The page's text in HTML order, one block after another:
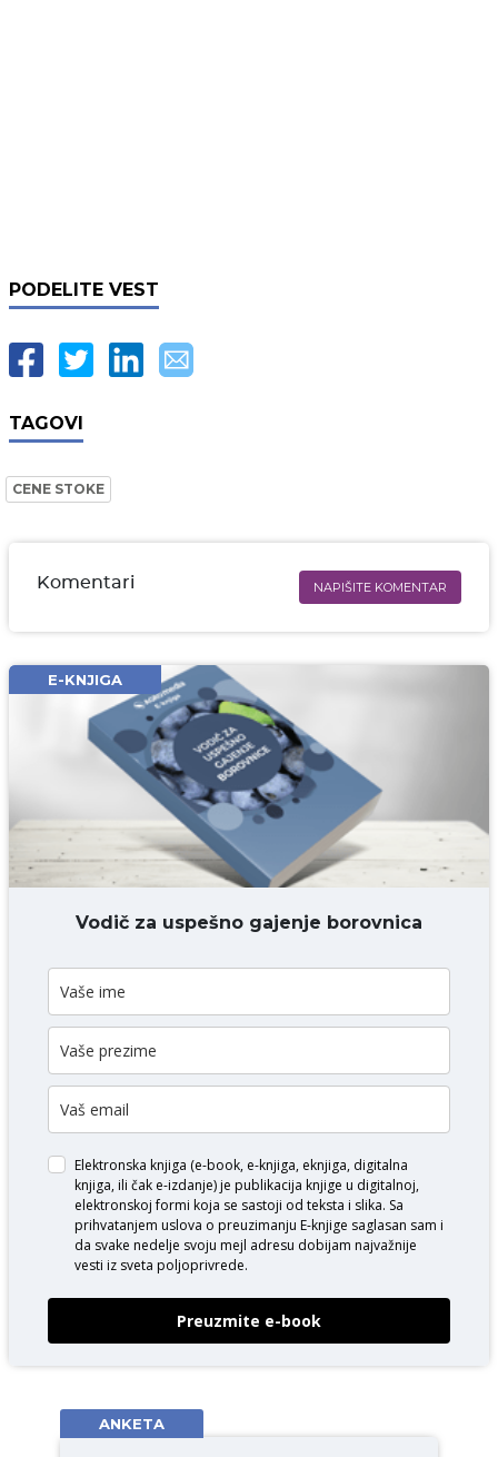
PODELITE VEST
TAGOVI
CENE STOKE
Komentari NAPIŠITE KOMENTAR
Email* obavezno
Komentar* obavezno
DODAJ KOMENTAR
E-KNJIGA
Vodič za uspešno gajenje borovnica
Elektronska knjiga (e-book, e-knjiga, eknjiga, digitalna
knjiga, ili čak e-izdanje) je publikacija knjige u digitalnoj,
elektronskoj formi koja se sastoji od teksta i slika. Sa
prihvatanjem uslova o preuzimanju E-knjige saglasan sam i
da svake nedelje svoju mejl adresu dobijam najvažnije
vesti iz sveta poljoprivrede.
Preuzmite e-book
ANKETA